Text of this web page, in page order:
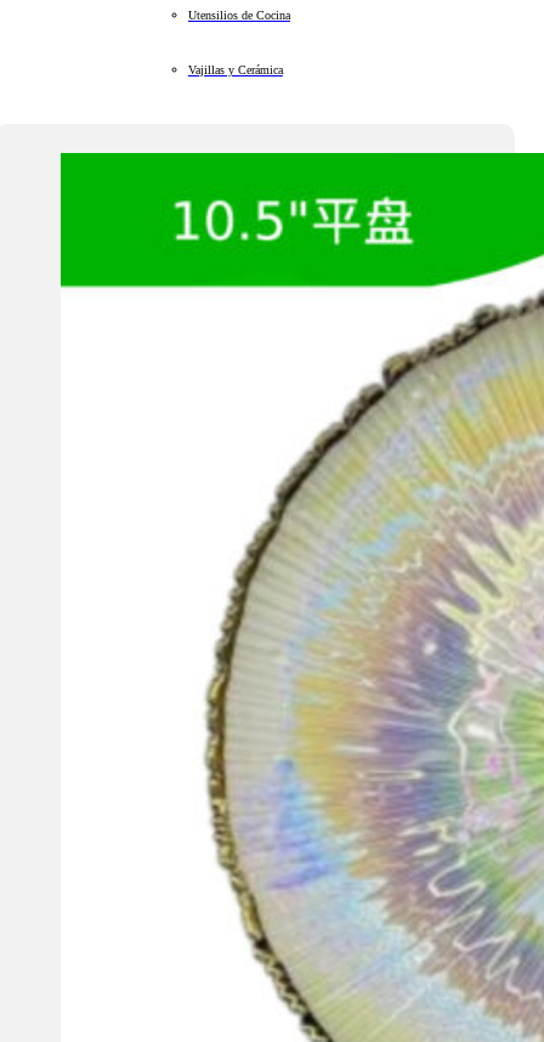
Utensilios de Cocina
Vajillas y Cerámica